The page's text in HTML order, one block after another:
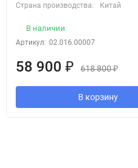
Страна производства: Китай
В наличии
Артикул: 02.016.00007
58 900 ₽ 618 800₽
В корзину